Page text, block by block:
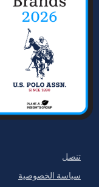
تنصل
سياسة الخصوصية